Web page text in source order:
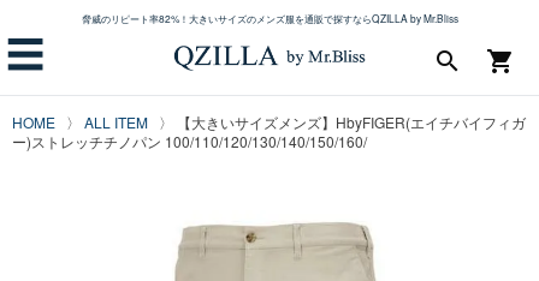
脅威のリピート率82%！大きいサイズのメンズ服を通販で探すならQZILLA by Mr.Bliss
☰ shopping_cart
search
HOME ALL ITEM
【大きいサイズメンズ】HbyFIGER(エイチバイフィガ
ー)ストレッチチノパン 100/110/120/130/140/150/160/